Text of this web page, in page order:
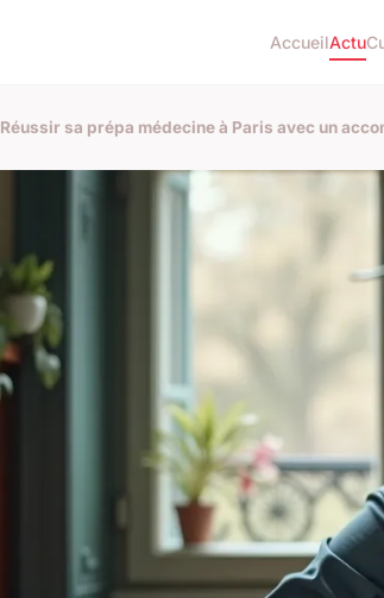
AccueilActu
Réussir sa prépa médecine à Paris avec un